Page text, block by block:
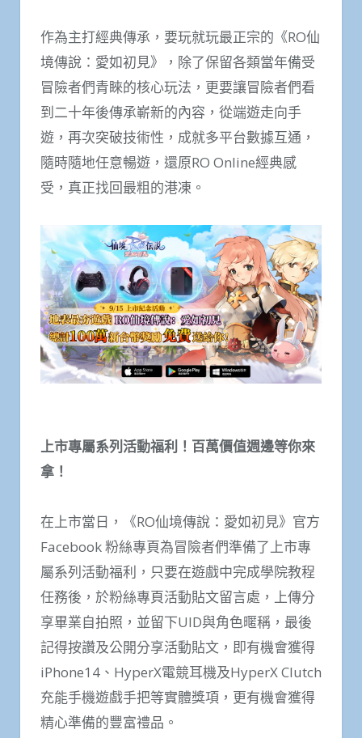
作為主打經典傳承，要玩就玩最正宗的《RO仙
境傳說：愛如初見》，除了保留各類當年備受
冒險者們青睞的核心玩法，更要讓冒險者們看
到二十年後傳承嶄新的內容，從端遊走向手
遊，再次突破技術性，成就多平台數據互通，
隨時隨地任意暢遊，還原RO Online經典感
受，真正找回最粗的港凍。
上市專屬系列活動福利！百萬價值週邊等你來
拿！
在上市當日，《RO仙境傳說：愛如初見》官方
Facebook 粉絲專頁為冒險者們準備了上市專
屬系列活動福利，只要在遊戲中完成學院教程
任務後，於粉絲專頁活動貼文留言處，上傳分
享畢業自拍照，並留下UID與角色暱稱，最後
記得按讚及公開分享活動貼文，即有機會獲得
iPhone14、HyperX電競耳機及HyperX Clutch
充能手機遊戲手把等實體獎項，更有機會獲得
精心準備的豐富禮品。